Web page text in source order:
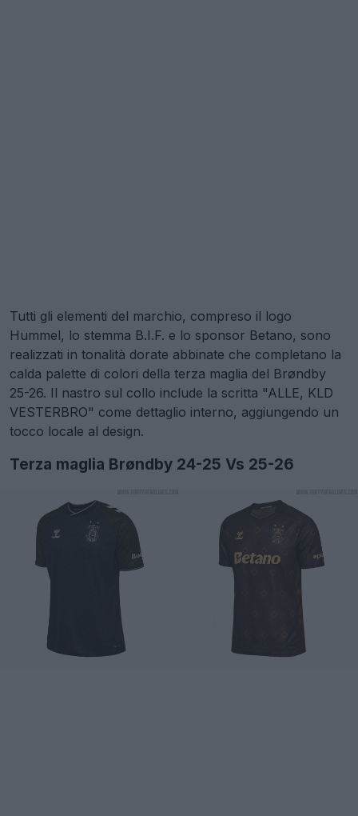
Tutti gli elementi del marchio, compreso il logo
Hummel, lo stemma B.I.F. e lo sponsor Betano, sono
realizzati in tonalità dorate abbinate che completano la
calda palette di colori della terza maglia del Brøndby
25-26. Il nastro sul collo include la scritta "ALLE, KLD
VESTERBRO" come dettaglio interno, aggiungendo un
tocco locale al design.
Terza maglia Brøndby 24-25 Vs 25-26